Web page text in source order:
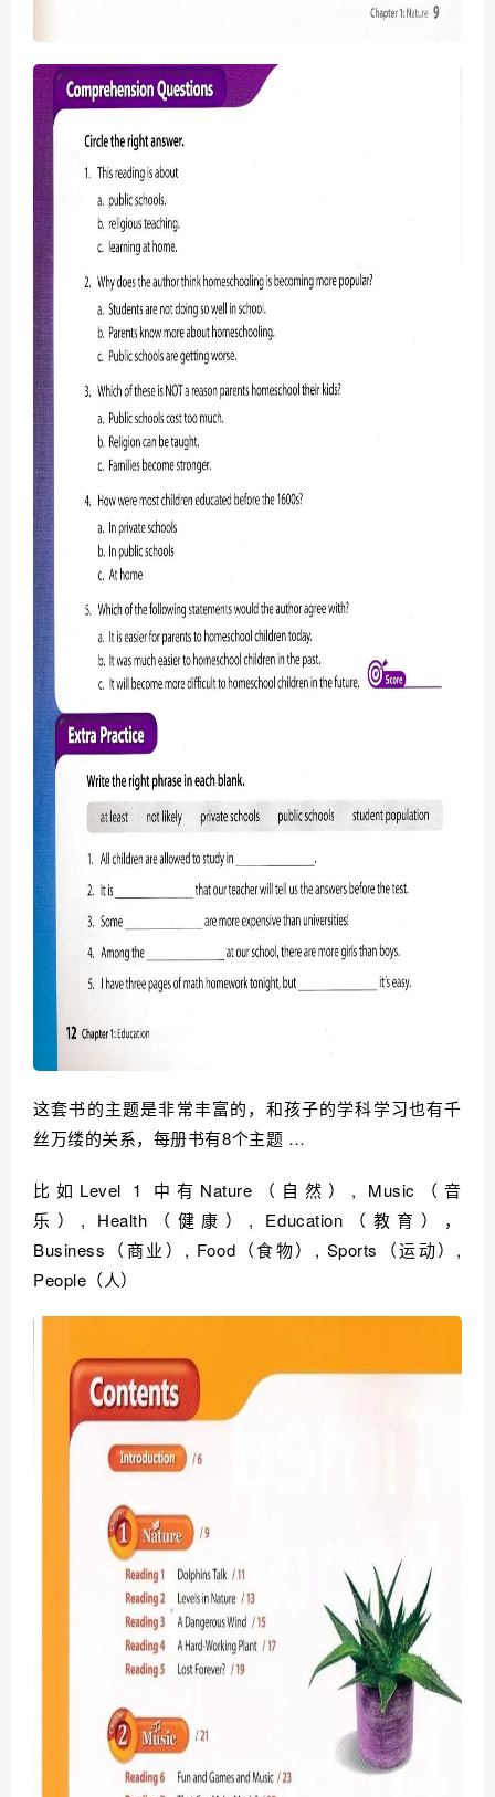
这套书的主题是非常丰富的，和孩子的学科学习也有千
丝万缕的关系，每册书有8个主题 …
比如Level 1 中有Nature（自然）, Music（音
乐）, Health（健康）, Education（教育），
Business（商业）, Food（食物）, Sports（运动）,
People（人）